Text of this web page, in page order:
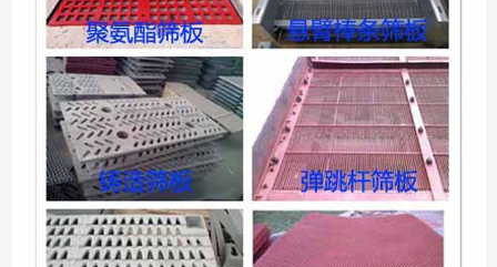
位的整套弹簧。 ●在每次换筛板时，要检查侧板、横梁、筛板支承轨
（若有）和连接板。在任何情况下，均要至少每一个月检查筛板支承轨和
连接板。